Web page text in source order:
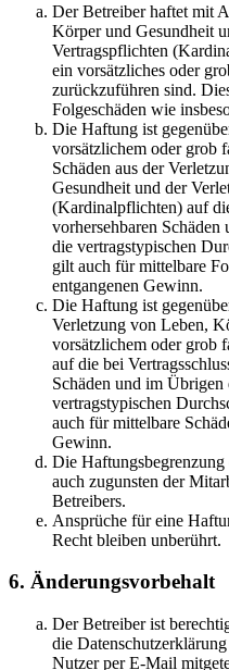
Der Betreiber haftet mit
Körper und Gesundheit
Vertragspflichten
ein vorsätzliches oder
zurückzuführen sind.
Folgeschäden wie
Die Haftung ist
vorsätzlichem oder grob
Schäden aus der
Gesundheit und der
(Kardinalpflichten) auf
vorhersehbaren
die vertragstypischen
gilt auch für mittelbare
entgangenen Gewinn.
Die Haftung ist
Verletzung von Leben,
vorsätzlichem oder grob
auf die bei
Schäden und im
vertragstypischen
auch für mittelbare
Gewinn.
Die
auch zugunsten der
Betreibers.
Ansprüche für eine
Recht bleiben unberührt.
6. Änderungsvorbehalt
Der Betreiber ist
die
Nutzer per E-Mail